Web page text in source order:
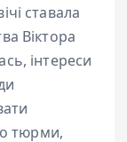
ставала
Віктора
інтереси
тюрми,